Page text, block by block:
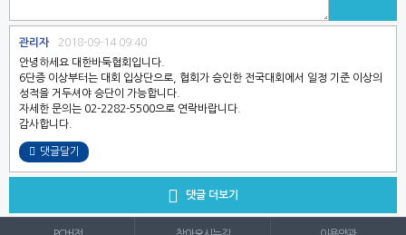
관리자
2018-09-14 09:40
안녕하세요 대한바둑협회입니다.
6단증 이상부터는 대회 입상단으로, 협회가 승인한 전국대회에서 일정 기준 이상의
성적을 거두셔야 승단이 가능합니다.
자세한 문의는 02-2282-5500으로 연락바랍니다.
감사합니다.
댓글달기
 댓글 더보기